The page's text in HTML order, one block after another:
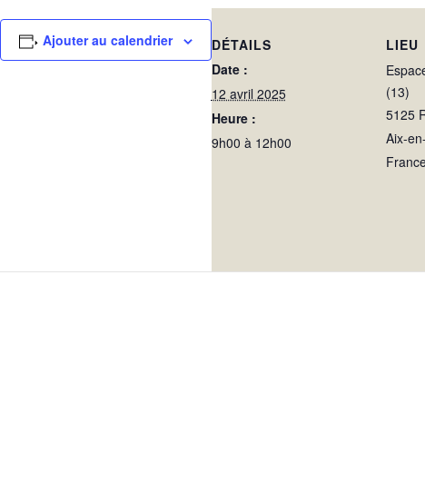
Ajouter au calendrier
DÉTAILS
Date :
12 avril 2025
Heure :
9h00 à 12h00
LIEU
(13)
5125
Aix-